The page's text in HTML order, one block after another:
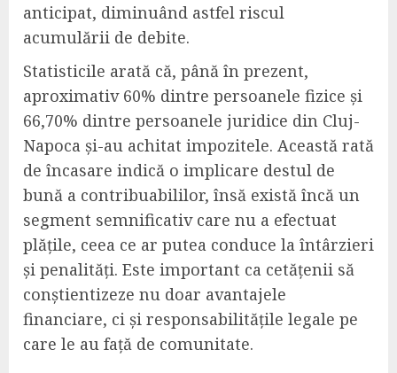
anticipat, diminuând astfel riscul
acumulării de debite.
Statisticile arată că, până în prezent,
aproximativ 60% dintre persoanele fizice și
66,70% dintre persoanele juridice din Cluj-
Napoca și-au achitat impozitele. Această rată
de încasare indică o implicare destul de
bună a contribuabililor, însă există încă un
segment semnificativ care nu a efectuat
plățile, ceea ce ar putea conduce la întârzieri
și penalități. Este important ca cetățenii să
conștientizeze nu doar avantajele
financiare, ci și responsabilitățile legale pe
care le au față de comunitate.